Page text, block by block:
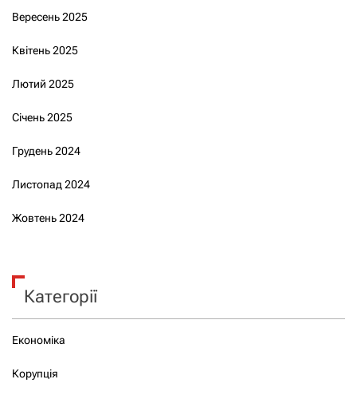
Вересень 2025
Квітень 2025
Лютий 2025
Січень 2025
Грудень 2024
Листопад 2024
Жовтень 2024
Категорії
Економіка
Корупція